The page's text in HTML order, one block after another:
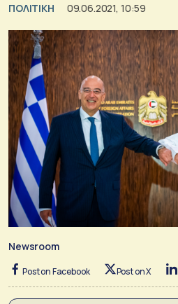
ΠΟΛΙΤΙΚΗ 09.06.2021, 10:59
Newsroom
Post on Facebook Post on X